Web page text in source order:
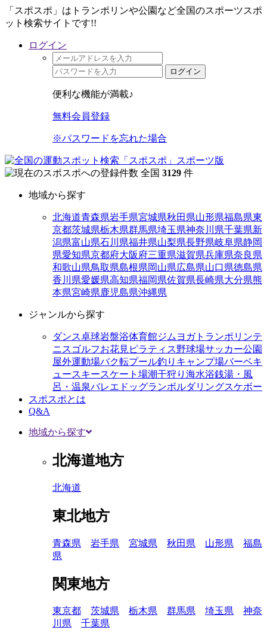
「スポスポ」はトランポリンや公園など全国のスポーツスポ
ット検索サイトです!!
ログイン
ログイン
便利な機能が満載♪
無料会員登録
※パスワードを忘れた場合
全国 3129 件
地域から探す
北海道青森県岩手県宮城県秋田県山形県福島県東
京都茨城県栃木県群馬県埼玉県神奈川県千葉県新
潟県富山県石川県福井県山梨県長野県岐阜県静岡
県愛知県京都府大阪府三重県滋賀県兵庫県奈良県
和歌山県鳥取県島根県岡山県広島県山口県徳島県
香川県愛媛県高知県福岡県佐賀県長崎県大分県熊
本県宮崎県鹿児島県沖縄県
ジャンルから探す
ダンス卓球岩盤浴体育館ジム ヨガトランポリンテ
ニス ゴルフお花見 ピラティス野球場サッカー公園
屋外運動場バク転プール釣り キャンプ場バーベキ
ュースキースケート場潮干狩り 海水浴銭湯・風
呂・温泉バレエ ドッグランボルダリングスケボー
スポスポとは
Q&A
地域から探す
北海道地方
北海道
東北地方
青森県 岩手県 宮城県 秋田県 山形県
福島
県
関東地方
東京都 茨城県 栃木県 群馬県 埼玉県
神奈
川県
千葉県